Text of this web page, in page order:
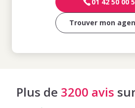
Trouver mon
Plus de 3200 avis